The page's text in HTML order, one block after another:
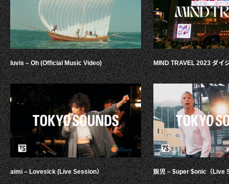
luvis – Oh (Official Music Video)
aimi – Lovesick (Live Session）
MIND TRAVEL 2023 ダイ
鋭児 – $uper $onic（Live